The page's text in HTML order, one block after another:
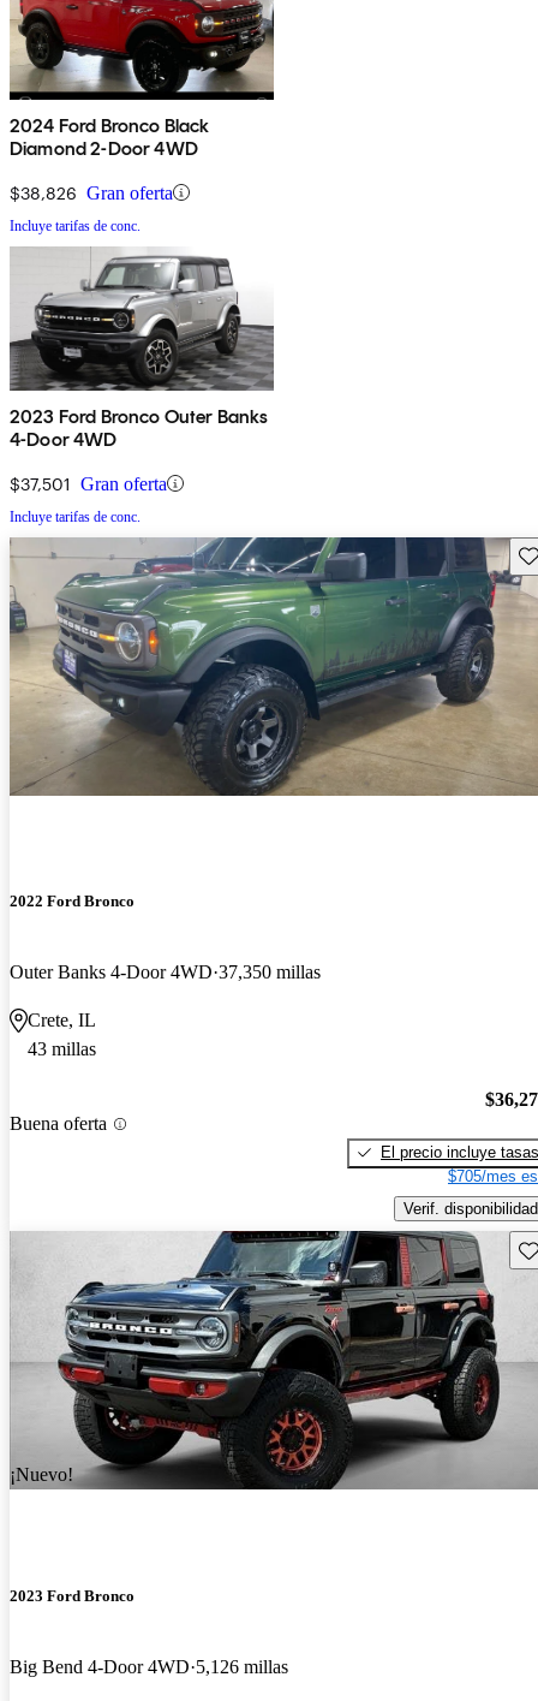
2024 Ford Bronco Black
Diamond 2-Door 4WD
$38,826 Gran oferta
Incluye tarifas de conc.
2023 Ford Bronco Outer Banks
4-Door 4WD
$37,501 Gran oferta
Incluye tarifas de conc.
2022 Ford Bronco
Outer Banks 4-Door 4WD 37,350 millas
Crete, IL
43 millas
Buena oferta
El precio incluye tasas
$705/mes
Verif. disponibilidad
¡Nuevo!
2023 Ford Bronco
Big Bend 4-Door 4WD 5,126 millas